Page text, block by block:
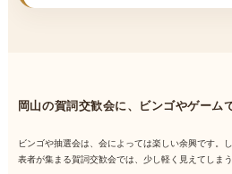
岡山の賀詞交歓会に、ビンゴやゲーム
ビンゴや抽選会は、会によっては楽しい余興です。
表者が集まる賀詞交歓会では、少し軽く見えてしま